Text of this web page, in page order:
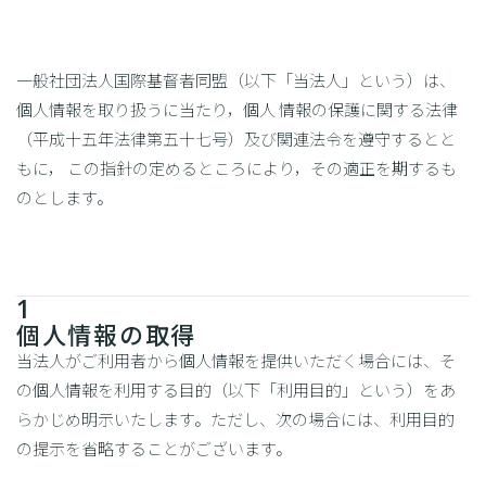
一般社団法人国際基督者同盟（以下「当法人」という）は、
個人情報を取り扱うに当たり，個人 情報の保護に関する法律
（平成十五年法律第五十七号）及び関連法令を遵守するとと
もに， この指針の定めるところにより，その適正を期するも
のとします。
1
個人情報の取得
当法人がご利用者から個人情報を提供いただく場合には、そ
の個人情報を利用する目的（以下「利用目的」という）をあ
らかじめ明示いたします。ただし、次の場合には、利用目的
の提示を省略することがございます。